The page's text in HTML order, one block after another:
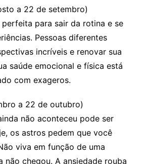
a 22 de setembro)
para sair da rotina e se
Pessoas diferentes
incríveis e renovar sua
saúde emocional e física está
com exageros.
a 22 de outubro)
não aconteceu pode ser
os astros pedem que você
viva em função de uma
não chegou. A ansiedade rouba